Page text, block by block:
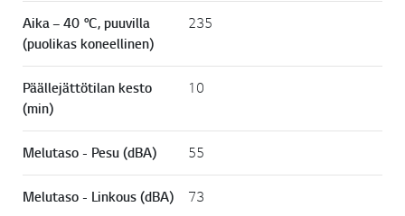
Aika – 40 °C, puuvilla
(puolikas koneellinen)
235
Päällejättötilan kesto
(min)
10
Melutaso - Pesu (dBA) 55
Melutaso - Linkous (dBA) 73